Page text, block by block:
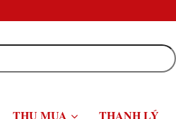
THU MUA THANH LÝ